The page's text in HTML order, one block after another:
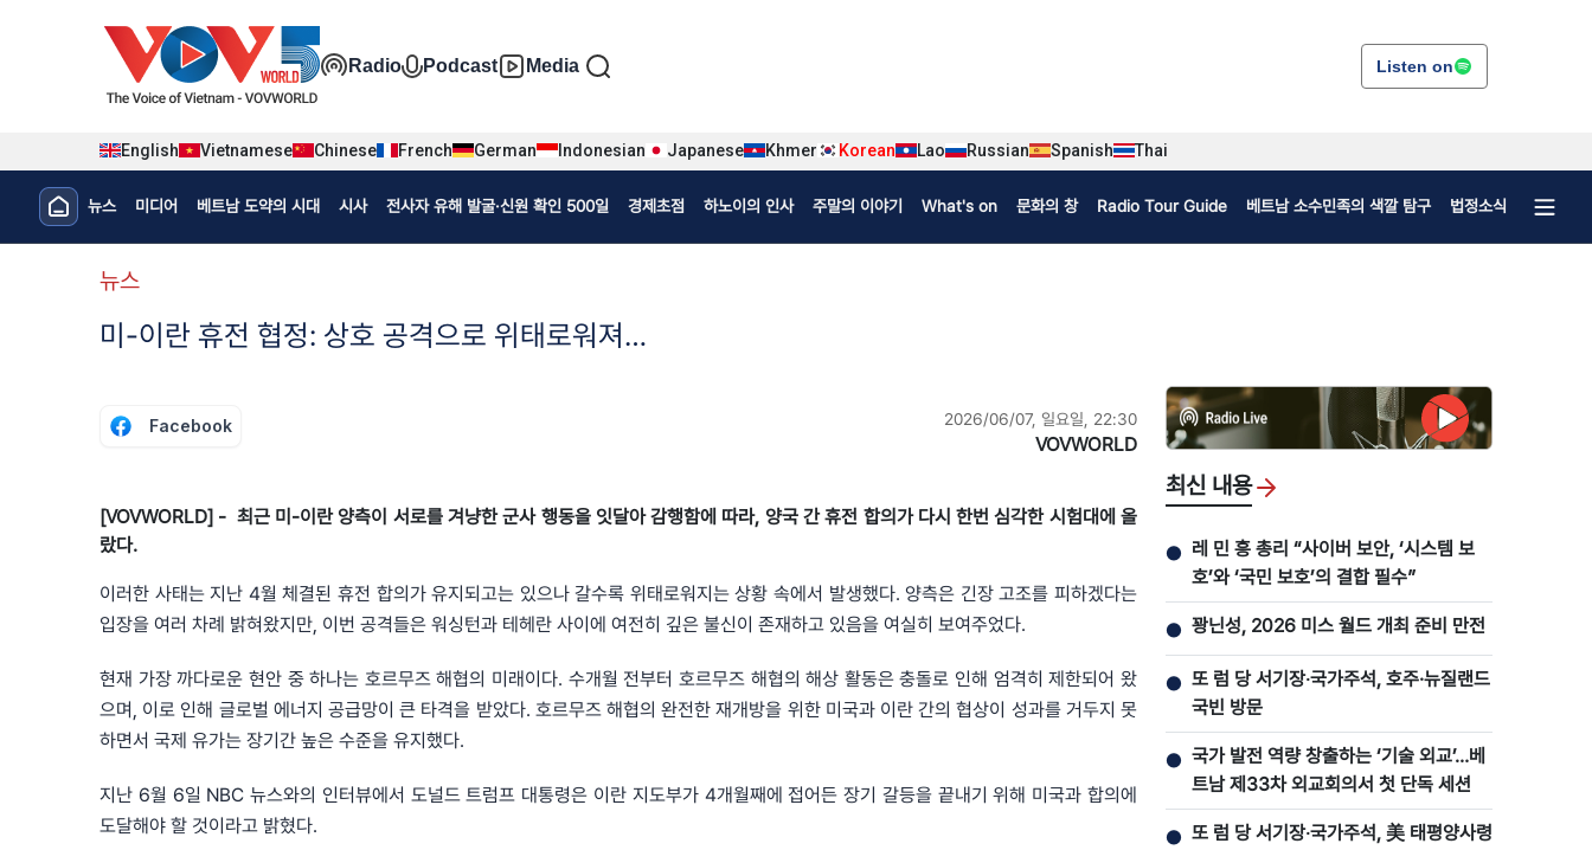
Đa phương tiện tiếng Hàn
Radio Podcast Media Listen on
English Vietnamese Chinese French German Indonesian Japanese Khmer Korean Lao Russian Spanish Thai
Menu trang chủ tiếng Hàn
뉴스 미디어 베트남 도약의 시대 시사 전사자 유해 발굴·신원 확인 500일 경제초점 하노이의 인사 주말의 이야기 What's on 문화의 창 Radio Tour Guide 베트남 소수민족의 색깔 탐구 법정소식
menu phụ tiếng Hàn
뉴스
미-이란 휴전 협정: 상호 공격으로 위태로워져…
Facebook 2026/06/07, 일요일, 22:30
VOVWORLD
[VOVWORLD] - 최근 미-이란 양측이 서로를 겨냥한 군사 행동을 잇달아 감행함에 따라, 양국 간 휴전 합의가 다시 한번 심각한 시험대에 올
랐다.
이러한 사태는 지난 4월 체결된 휴전 합의가 유지되고는 있으나 갈수록 위태로워지는 상황 속에서 발생했다. 양측은 긴장 고조를 피하겠다는
입장을 여러 차례 밝혀왔지만, 이번 공격들은 워싱턴과 테헤란 사이에 여전히 깊은 불신이 존재하고 있음을 여실히 보여주었다.
현재 가장 까다로운 현안 중 하나는 호르무즈 해협의 미래이다. 수개월 전부터 호르무즈 해협의 해상 활동은 충돌로 인해 엄격히 제한되어 왔
으며, 이로 인해 글로벌 에너지 공급망이 큰 타격을 받았다. 호르무즈 해협의 완전한 재개방을 위한 미국과 이란 간의 협상이 성과를 거두지 못
하면서 국제 유가는 장기간 높은 수준을 유지했다.
지난 6월 6일 NBC 뉴스와의 인터뷰에서 도널드 트럼프 대통령은 이란 지도부가 4개월째에 접어든 장기 갈등을 끝내기 위해 미국과 합의에
도달해야 할 것이라고 밝혔다.
최신 내용
● 레 민 흥 총리 “사이버 보안, ‘시스템 보
호’와 ‘국민 보호’의 결합 필수”
● 꽝닌성, 2026 미스 월드 개최 준비 만전
● 또 럼 당 서기장‧국가주석, 호주·뉴질랜드
국빈 방문
● 국가 발전 역량 창출하는 ‘기술 외교’…베
트남 제33차 외교회의서 첫 단독 세션
● 또 럼 당 서기장‧국가주석, 美 태평양사령